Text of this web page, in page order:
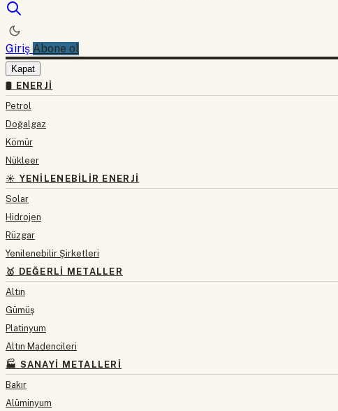
Giriş Abone ol
Kapat
🛢 ENERJI
Petrol
Doğalgaz
Kömür
Nükleer
☀️ YENILENEBILIR ENERJI
Solar
Hidrojen
Rüzgar
Yenilenebilir Şirketleri
🥇 DEĞERLI METALLER
Altın
Gümüş
Platinyum
Altın Madencileri
🏭 SANAYI METALLERI
Bakır
Alüminyum